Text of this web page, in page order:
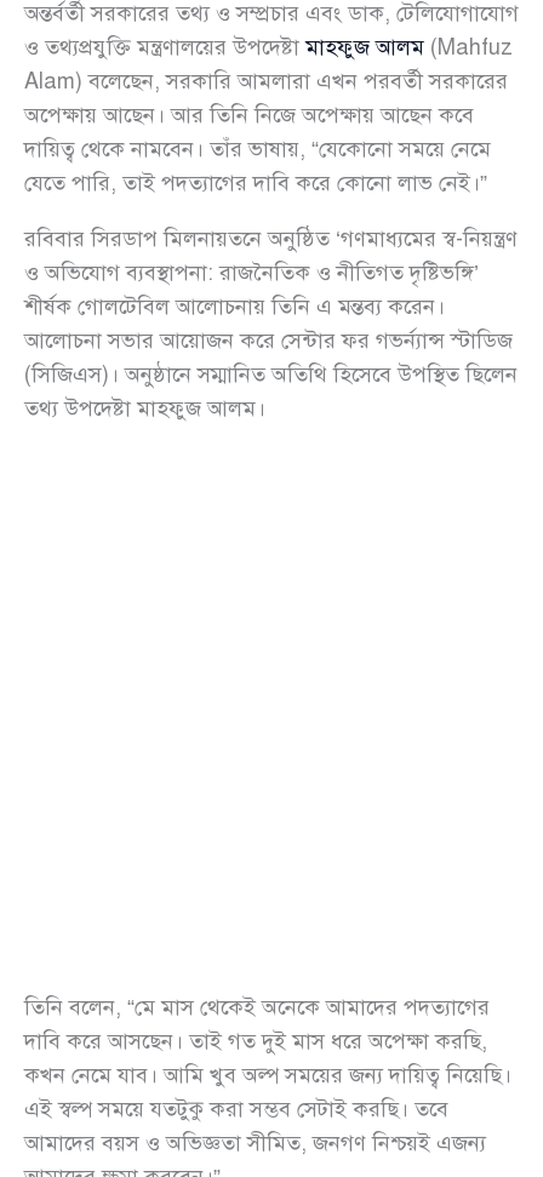
অন্তর্বর্তী সরকারের তথ্য ও সম্প্রচার এবং ডাক, টেলিযোগাযোগ
ও তথ্যপ্রযুক্তি মন্ত্রণালয়ের উপদেষ্টামাহফুজ আলম (Mahfuz
Alam) বলেছেন, সরকারি আমলারা এখন পরবর্তী সরকারের
অপেক্ষায় আছেন। আর তিনি নিজে অপেক্ষায় আছেন কবে
দায়িত্ব থেকে নামবেন। তাঁর ভাষায়, “যেকোনো সময়ে নেমে
যেতে পারি, তাই পদত্যাগের দাবি করে কোনো লাভ নেই।”
রবিবার সিরডাপ মিলনায়তনে অনুষ্ঠিত ‘গণমাধ্যমের স্ব-নিয়ন্ত্রণ
ও অভিযোগ ব্যবস্থাপনা: রাজনৈতিক ও নীতিগত দৃষ্টিভঙ্গি’
শীর্ষক গোলটেবিল আলোচনায় তিনি এ মন্তব্য করেন।
আলোচনা সভার আয়োজন করে সেন্টার ফর গভর্ন্যান্স স্টাডিজ
(সিজিএস)। অনুষ্ঠানে সম্মানিত অতিথি হিসেবে উপস্থিত ছিলেন
তথ্য উপদেষ্টা মাহফুজ আলম।
তিনি বলেন, “মে মাস থেকেই অনেকে আমাদের পদত্যাগের
দাবি করে আসছেন। তাই গত দুই মাস ধরে অপেক্ষা করছি,
কখন নেমে যাব। আমি খুব অল্প সময়ের জন্য দায়িত্ব নিয়েছি।
এই স্বল্প সময়ে যতটুকু করা সম্ভব সেটাই করছি। তবে
আমাদের বয়স ও অভিজ্ঞতা সীমিত, জনগণ নিশ্চয়ই এজন্য